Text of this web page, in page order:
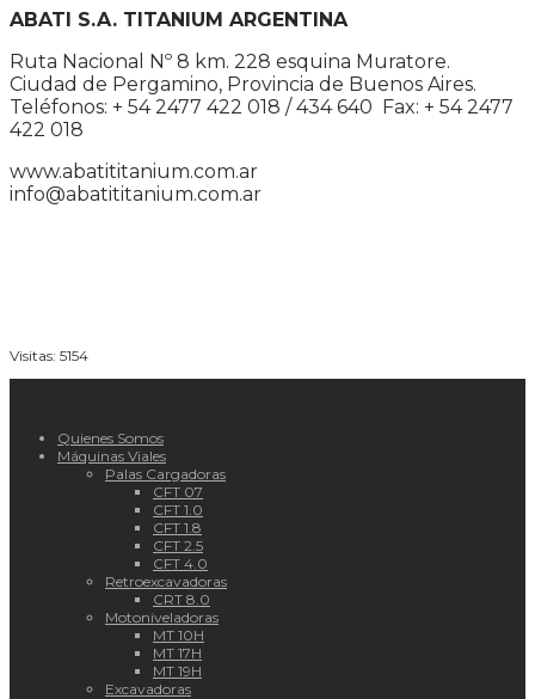
ABATI S.A. TITANIUM ARGENTINA
Ruta Nacional Nº 8 km. 228 esquina Muratore.
Ciudad de Pergamino, Provincia de Buenos Aires.
Teléfonos: + 54 2477 422 018 / 434 640 Fax: + 54 2477
422 018
www.abatititanium.com.ar
info@abatititanium.com.ar
Visitas: 5154
Quienes Somos
Máquinas Viales
Palas Cargadoras
CFT 07
CFT 1.0
CFT 1.8
CFT 2.5
CFT 4.0
Retroexcavadoras
CRT 8.0
Motoniveladoras
MT 10H
MT 17H
MT 19H
Excavadoras